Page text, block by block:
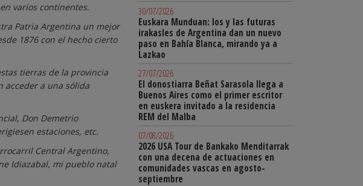
varios continentes.
Patria Argentina un mejor
1876 con el hecho cierto
tierras de la provincia
acceder a una sólida
Don Demetrio
estaciones, etc.
Central Argentino,
Idiazabal, mi pueblo natal
30/07/2026
Euskara Munduan: los y las futuras
irakasles de Argentina dan un nuevo
paso en Bahía Blanca, mirando ya a
Lazkao
27/07/2026
El donostiarra Beñat Sarasola llega a
Buenos Aires como el primer escritor
en euskera invitado a la residencia
REM del Malba
07/08/2026
2026 USA Tour de Bankako Menditarrak
con una decena de actuaciones en
comunidades vascas en agosto-
septiembre